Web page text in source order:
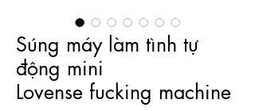
Súng máy làm tình tự
động mini
Lovense fucking machine